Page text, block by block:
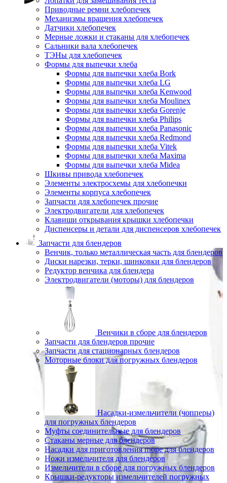
Приводные ремни хлебопечек
Механизмы вращения хлебопечек
Датчики хлебопечек
Мерные ложки и стаканы для хлебопечек
Сальники вала хлебопечек
ТЭНы для хлебопечек
Формы для выпечки хлеба
Формы для выпечки хлеба Bork
Формы для выпечки хлеба LG
Формы для выпечки хлеба Kenwood
Формы для выпечки хлеба Moulinex
Формы для выпечки хлеба Gorenje
Формы для выпечки хлеба Philips
Формы для выпечки хлеба Panasonic
Формы для выпечки хлеба Redmond
Формы для выпечки хлеба Vitek
Формы для выпечки хлеба Maxima
Формы для выпечки хлеба Midea
Шкивы привода хлебопечек
Элементы электросхемы для хлебопечки
Элементы корпуса хлебопечек
Запчасти для хлебопечек прочие
Электродвигатели для хлебопечек
Клавиши открывания крышки хлебопечки
Диспенсеры и детали для диспенсеров хлебопечек
Запчасти для блендеров
Венчик, только металлическая часть для блендеров
Диски нарезки, терки, шинковки для блендеров
Редуктор венчика для блендера
Электродвигатели (моторы) для блендеров
Венчики в сборе для блендеров
Запчасти для блендеров прочие
Запчасти для стационарных блендеров
Моторные блоки для погружных блендеров
Насадки-измельчители (чопперы)
для погружных блендеров
Муфты соединительные для блендеров
Стаканы мерные для блендеров
Насадки для приготовления пюре для блендеров
Ножи измельчителя для блендеров
Измельчители в сборе для погружных блендеров
Крышки-редукторы измельчителей погружных